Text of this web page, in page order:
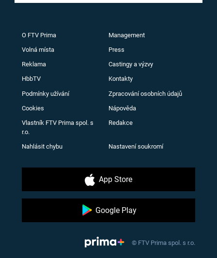
O FTV Prima Management
Volná místa Press
Reklama Castingy a výzvy
HbbTV Kontakty
Podmínky užívání Zpracování osobních údajů
Cookies Nápověda
Vlastník FTV Prima spol. s
r.o.
Redakce
Nahlásit chybu Nastavení soukromí
App Store
Google Play
© FTV Prima spol. s r.o.